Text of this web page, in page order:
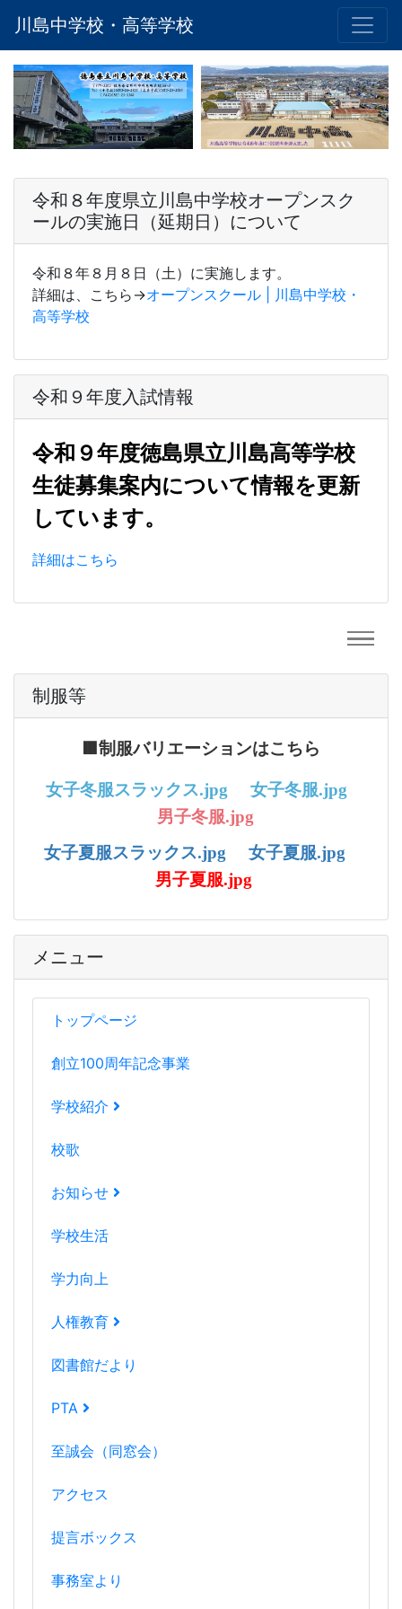
川島中学校・高等学校
令和８年度県立川島中学校オープンスク
ールの実施日（延期日）について
令和８年８月８日（土）に実施します。
詳細は、こちら→オープンスクール | 川島中学校・
高等学校
令和９年度入試情報
令和９年度徳島県立川島高等学校
生徒募集案内について情報を更新
しています。
詳細はこちら
メニュー
トップページ
創立100周年記念事業
学校紹介
校歌
お知らせ
学校生活
学力向上
人権教育
図書館だより
PTA
至誠会（同窓会）
アクセス
提言ボックス
事務室より
制服等
🟫制服バリエーションはこちら
女子冬服スラックス.jpg 女子冬服.jpg
男子冬服.jpg
女子夏服スラックス.jpg
女子夏服.jpg
男子夏服.jpg